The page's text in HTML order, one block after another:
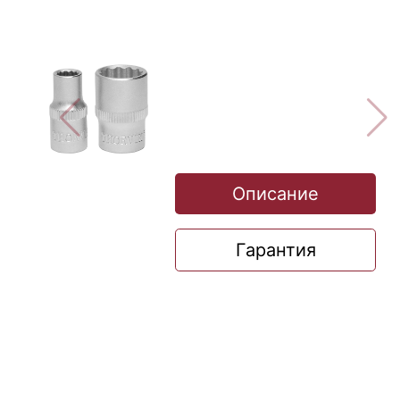
Описание
Гарантия